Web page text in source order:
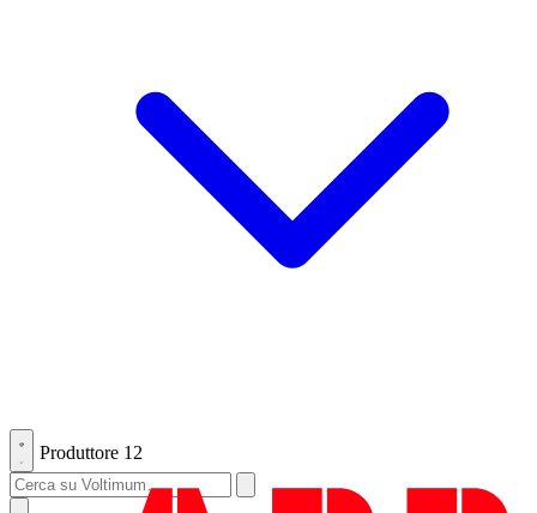
Produttore 12